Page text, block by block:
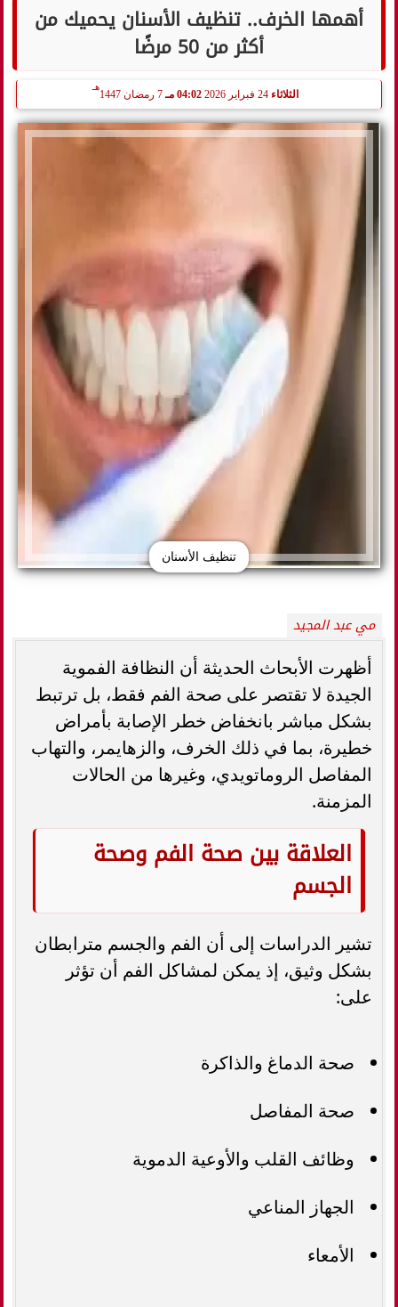
أهمها الخرف.. تنظيف الأسنان يحميك من
أكثر من 50 مرضًا
الثلاثاء 04:02 مـ 7 رمضان 1447
هـ
تنظيف الأسنان
مي عبد المجيد
أظهرت الأبحاث الحديثة أن النظافة الفموية
الجيدة لا تقتصر على صحة الفم فقط، بل ترتبط
بشكل مباشر بانخفاض خطر الإصابة بأمراض
خطيرة، بما في ذلك الخرف، والزهايمر، والتهاب
المفاصل الروماتويدي، وغيرها من الحالات
المزمنة.
العلاقة بين صحة الفم وصحة
الجسم
تشير الدراسات إلى أن الفم والجسم مترابطان
بشكل وثيق، إذ يمكن لمشاكل الفم أن تؤثر
على:
صحة الدماغ والذاكرة
صحة المفاصل
وظائف القلب والأوعية الدموية
الجهاز المناعي
الأمعاء